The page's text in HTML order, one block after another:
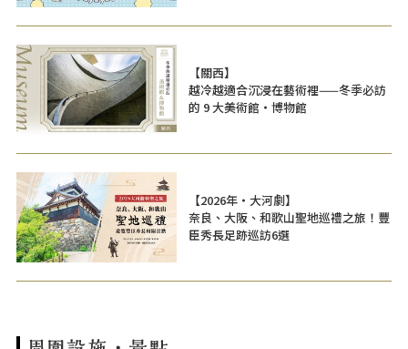
【關西】
越冷越適合沉浸在藝術裡——冬季必訪
的 9 大美術館・博物館
【2026年・大河劇】
奈良、大阪、和歌山聖地巡禮之旅！豐
臣秀長足跡巡訪6選